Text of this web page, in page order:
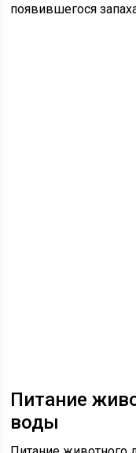
появившегося
Питание
воды